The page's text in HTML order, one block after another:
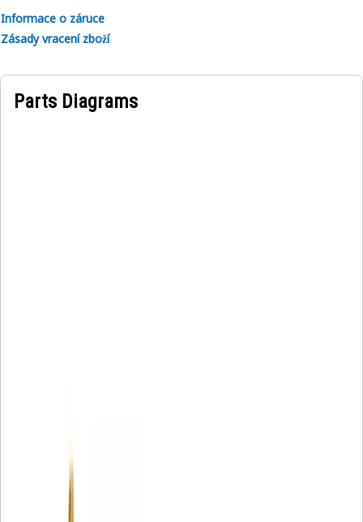
Informace o záruce
Zásady vracení zboží
Parts Diagrams